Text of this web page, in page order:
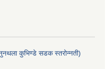
कुभिण्डे सडक स्तरोन्नती)